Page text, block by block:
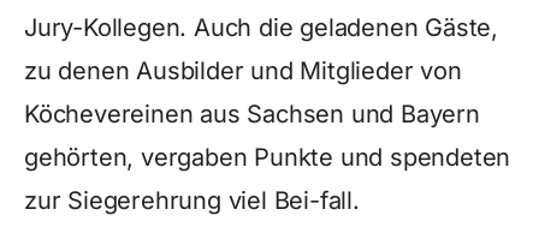
Jury-Kollegen. Auch die geladenen Gäste,
zu denen Ausbilder und Mitglieder von
Köchevereinen aus Sachsen und Bayern
gehörten, vergaben Punkte und spendeten
zur Siegerehrung viel Bei-fall.